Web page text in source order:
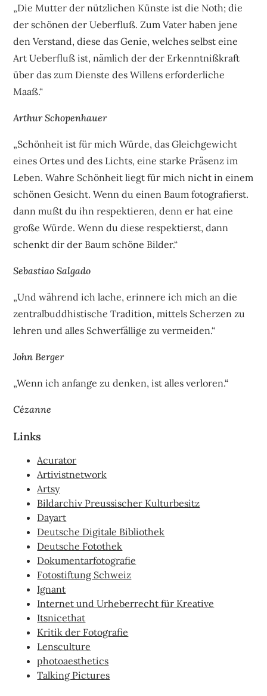
„Die Mutter der nützlichen Künste ist die Noth; die
der schönen der Ueberfluß. Zum Vater haben jene
den Verstand, diese das Genie, welches selbst eine
Art Ueberfluß ist, nämlich der der Erkenntnißkraft
über das zum Dienste des Willens erforderliche
Maaß.“
Arthur Schopenhauer
„Schönheit ist für mich Würde, das Gleichgewicht
eines Ortes und des Lichts, eine starke Präsenz im
Leben. Wahre Schönheit liegt für mich nicht in einem
schönen Gesicht. Wenn du einen Baum fotografierst.
dann mußt du ihn respektieren, denn er hat eine
große Würde. Wenn du diese respektierst, dann
schenkt dir der Baum schöne Bilder.“
Sebastiao Salgado
„Und während ich lache, erinnere ich mich an die
zentralbuddhistische Tradition, mittels Scherzen zu
lehren und alles Schwerfällige zu vermeiden.“
John Berger
„Wenn ich anfange zu denken, ist alles verloren.“
Cézanne
Links
Acurator
Artivistnetwork
Artsy
Bildarchiv Preussischer Kulturbesitz
Dayart
Deutsche Digitale Bibliothek
Deutsche Fotothek
Dokumentarfotografie
Fotostiftung Schweiz
Ignant
Internet und Urheberrecht für Kreative
Itsnicethat
Kritik der Fotografie
Lensculture
photoaesthetics
Talking Pictures